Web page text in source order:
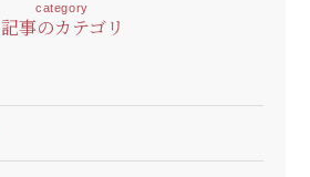
category
記事のカテゴリ